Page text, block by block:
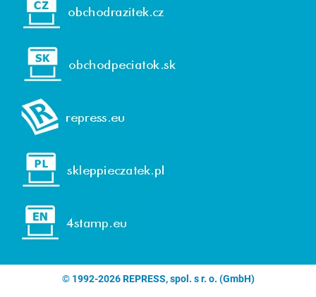
© 1992-2026 REPRESS, spol. s r. o. (GmbH)